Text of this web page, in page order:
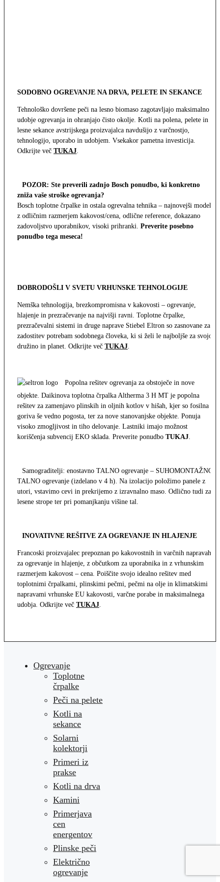
SODOBNO OGREVANJE NA DRVA, PELETE IN SEKANCE
Tehnološko dovršene peči na lesno biomaso zagotavljajo maksimalno
udobje ogrevanja in ohranjajo čisto okolje. Kotli na polena, pelete in
lesne sekance avstrijskega proizvajalca navdušijo z varčnostjo,
tehnologijo, uporabo in udobjem. Vsekakor pametna investicija.
Odkrijte več TUKAJ
POZOR: Ste preverili zadnjo Bosch ponudbo, ki konkretno
zniža vaše stroške ogrevanja?
Bosch toplotne črpalke in ostala ogrevalna tehnika – najnovejši modeli
z odličnim razmerjem kakovost/cena, odlične reference, dokazano
zadovoljstvo uporabnikov, visoki prihranki. Preverite posebno
ponudbo tega meseca!
DOBRODOŠLI V SVETU VRHUNSKE TEHNOLOGIJE
Nemška tehnologija, brezkompromisna v kakovosti – ogrevanje,
hlajenje in prezračevanje na najvišji ravni. Toplotne črpalke,
prezračevalni sistemi in druge naprave Stiebel Eltron so zasnovane za
zadostitev potrebam sodobnega človeka, ki si želi le najboljše za svojo
družino in planet. Odkrijte več TUKAJ
Popolna rešitev ogrevanja za obstoječe in nove
objekte. Daikinova toplotna črpalka Altherma 3 H MT je popolna
rešitev za zamenjavo plinskih in oljnih kotlov v hišah, kjer so fosilna
goriva še vedno pogosta, ter za nove stanovanjske objekte. Ponuja
visoko zmogljivost in tiho delovanje. Lastniki imajo možnost
koriščenja subvencij EKO sklada. Preverite ponudbo TUKAJ
Samograditelji: enostavno TALNO ogrevanje – SUHOMONTAŽNO
TALNO ogrevanje (izdelano v 4 h). Na izolacijo položimo panele z
utori, vstavimo cevi in prekrijemo z izravnalno maso. Odlično tudi za
lesene strope ter pri pomanjkanju višine tal.
INOVATIVNE REŠITVE ZA OGREVANJE IN HLAJENJE
Francoski proizvajalec prepoznan po kakovostnih in varčnih napravah
za ogrevanje in hlajenje, z občutkom za uporabnika in z vrhunskim
razmerjem kakovost – cena. Poiščite svojo idealno rešitev med
toplotnimi črpalkami, plinskimi pečmi, pečmi na olje in klimatskimi
napravami vrhunske EU kakovosti, varčne porabe in maksimalnega
udobja. Odkrijte več TUKAJ
Ogrevanje
Toplotne
črpalke
Peči na pelete
Kotli na
sekance
Solarni
kolektorji
Primeri iz
prakse
Kotli na drva
Kamini
Primerjava
cen
energentov
Plinske peči
Električno
ogrevanje